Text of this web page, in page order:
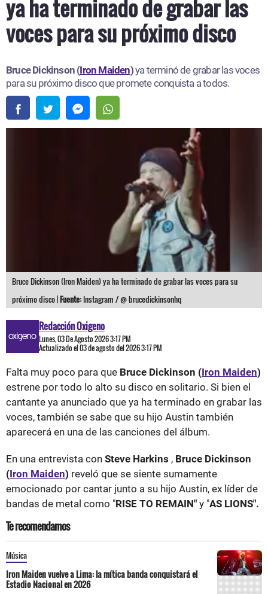
ya ha terminado de grabar las
voces para su próximo disco
Bruce Dickinson (Iron Maiden)ya terminó de grabar las voces
para su próximo disco que promete conquista a todos.
Bruce Dickinson (Iron Maiden) ya ha terminado de grabar las voces para su
próximo disco |Fuente: Instagram / @ brucedickinsonhq
Redacción Oxigeno
Lunes, 03 De Agosto 2026 3:17 PM
Actualizado el 03 de agosto del 2026 3:17 PM
Falta muy poco para que Bruce Dickinson (Iron Maiden)
estrene por todo lo alto su disco en solitario. Si bien el
cantante ya anunciado que ya ha terminado en grabar las
voces, también se sabe que su hijo Austin también
aparecerá en una de las canciones del álbum.
En una entrevista con Steve Harkins , Bruce Dickinson
(Iron Maiden) reveló que se siente sumamente
emocionado por cantar junto a su hijo Austin, ex líder de
bandas de metal como "RISE TO REMAIN" y "AS LIONS".
Te recomendamos
Música
Iron Maiden vuelve a Lima: la mítica banda conquistará el
Estadio Nacional en 2026